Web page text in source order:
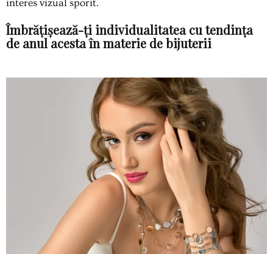
interes vizual sporit.
Îmbrățișează-ți individualitatea cu tendința
de anul acesta în materie de bijuterii